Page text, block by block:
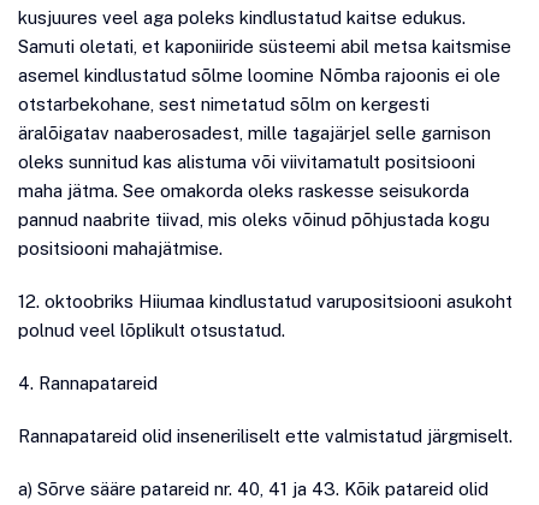
kusjuures veel aga poleks kindlustatud kaitse edukus.
Samuti oletati, et kaponiiride süsteemi abil metsa kaitsmise
asemel kindlustatud sõlme loomine Nõmba rajoonis ei ole
otstarbekohane, sest nimetatud sõlm on kergesti
äralõigatav naaberosadest, mille tagajärjel selle garnison
oleks sunnitud kas alistuma või viivitamatult positsiooni
maha jätma. See omakorda oleks raskesse seisukorda
pannud naabrite tiivad, mis oleks võinud põhjustada kogu
positsiooni mahajätmise.
12. oktoobriks Hiiumaa kindlustatud varupositsiooni asukoht
polnud veel lõplikult otsustatud.
4. Rannapatareid
Rannapatareid olid inseneriliselt ette valmistatud järgmiselt.
a) Sõrve sääre patareid nr. 40, 41 ja 43. Kõik patareid olid